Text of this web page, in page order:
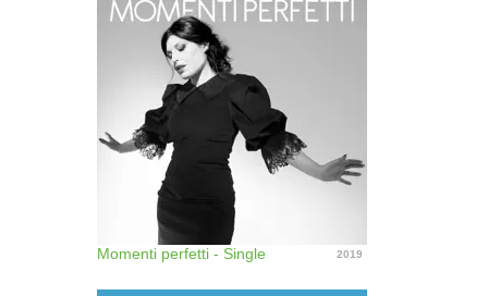
Momenti perfetti - Single 2019